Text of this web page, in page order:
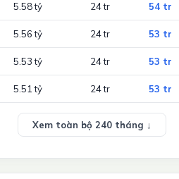
5.58 tỷ 24 tr 54 tr
5.56 tỷ 24 tr 53 tr
5.53 tỷ 24 tr 53 tr
5.51 tỷ 24 tr 53 tr
Xem toàn bộ 240 tháng ↓